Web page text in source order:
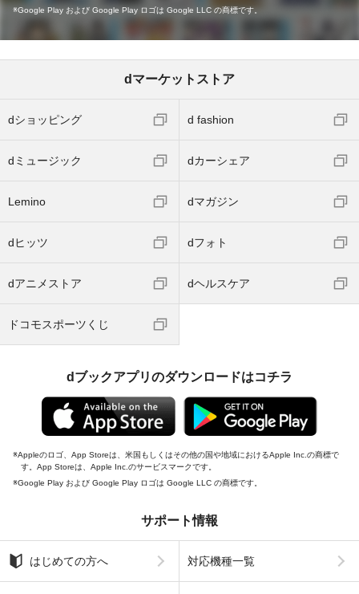
Google Play および Google Play ロゴは Google LLC の商標です。
dマーケットストア
dショッピング d fashion
dミュージック dカーシェア
Lemino dマガジン
dヒッツ dフォト
dアニメストア dヘルスケア
ドコモスポーツくじ
dブックアプリのダウンロードはコチラ
Appleのロゴ、App Storeは、米国もしくはその他の国や地域におけるApple Inc.の商標で
す。App Storeは、Apple Inc.のサービスマークです。
Google Play および Google Play ロゴは Google LLC の商標です。
サポート情報
はじめての方へ 対応機種一覧